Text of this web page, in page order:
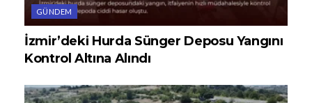
GÜNDEM
İzmir’deki Hurda Sünger Deposu Yangını
Kontrol Altına Alındı